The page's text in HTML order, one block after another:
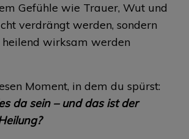
Gefühle wie Trauer, Wut und
verdrängt werden, sondern
wirksam werden
Moment, in dem du spürst:
da sein – und das ist der